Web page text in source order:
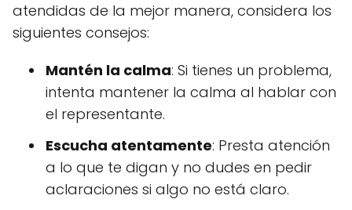
atendidas de la mejor manera, considera los
siguientes consejos:
Mantén la calma: Si tienes un problema,
intenta mantener la calma al hablar con
el representante.
Escucha atentamente: Presta atención
a lo que te digan y no dudes en pedir
aclaraciones si algo no está claro.